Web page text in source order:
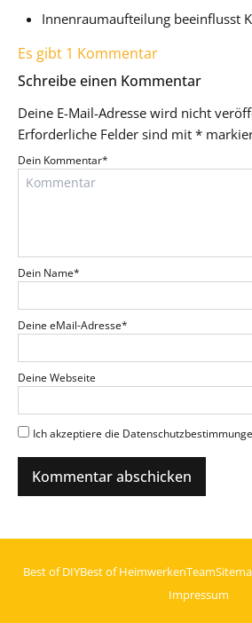
Innenraumaufteilung beeinflusst
Es gibt 1 Kommentar
Schreibe einen Kommentar
Deine E-Mail-Adresse wird nicht
Erforderliche Felder sind mit *
Dein Kommentar*
Dein Name*
Deine eMail-Adresse*
Deine Webseite
Ich akzeptiere die
Best of DIYBest of HeimwerkenTeam
Impressum